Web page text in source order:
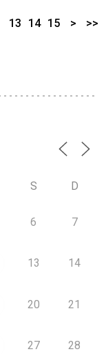
13 14 15 > >>
S D
6 7
13 14
20 21
27 28